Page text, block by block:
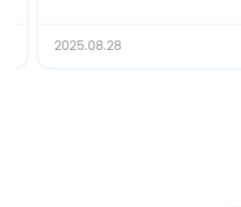
2025.08.28